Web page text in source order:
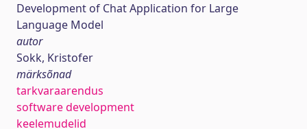
Development of Chat Application for Large
Language Model
autor
Sokk, Kristofer
märksõnad
tarkvaraarendus
software development
keelemudelid